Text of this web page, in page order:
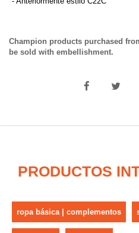
Champion products purchased
be sold with embellishment.
PRODUCTOS
ropa básica | complementos